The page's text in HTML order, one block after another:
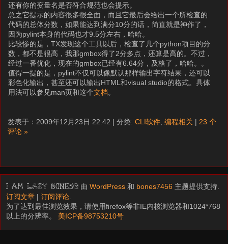
还有你的变量名是否符合规范也会提示。
总之它提示的内容很多很全面，而且它最后会给出一个所检查的
代码的总体分数，如果能达到满分10分的话，简直就是神作了，
因为pylint本身的代码也才9.5分左右，哈哈。
比较惨的是，TX发现这个工具以后，检查了几个python项目的分
数，都不是很高，我那gmbox得了2分多点，还算是高的。不过，
经过一番优化，现在的gmbox已经有6.64分，及格了，哈哈。。
值得一提的是，pylint不仅可以像默认那样输出字符结果，还可以
彩色化输出，甚至还可以输出HTML和visual studio的格式。具体
用法可以参见man页和这个文档。
发表于：2009年12月23日 22:42 | 分类: CLI软件 编程相关 | 23 个
评论 »
I am LAZY bones? 由WordPress 和 bones7456 主题提供支持.
订阅文章 |订阅评论
为了达到最佳浏览效果，请使用firefox等非IE内核浏览器和1024*768
以上的分辨率。 美ICP备98753210号